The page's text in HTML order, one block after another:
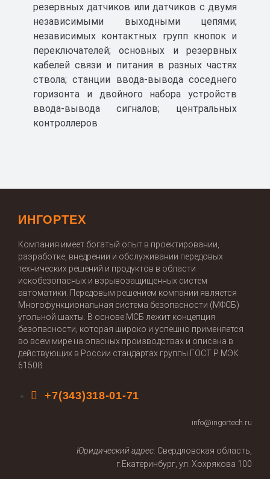
резервных датчиков или датчиков с двумя
независимыми выходными цепями;
независимых контактных групп кнопок и
переключателей; основных и резервных
кабелей связи и питания в разных частях
ствола; станции ввода-вывода соседнего
горизонта и двойного набора устройств
ввода­-вывода сигналов; центральных
контроллеров
ИНГОРТЕХ
Компания имеет богатый опыт в проектировании,
разработке, внедрении и обслуживании передовых
технических решений и продуктов в области
искобезопасных и взрывозащищенных систем
автоматики. Передовым решением компании является
Многофункциональная система безопасности (МФСБ)
угольной шахты. В основе МСБ лежит концепция
безопасности, которая широко и успешно применяется
во всем мире на опасных производствах и описана в
действующих в России стандартах группы ГОСТ Р МЭК
61508.
+7(343)318-01-71
info@ingortech.ru
Юридический адрес: Свердловская область,
г.Екатеринбург, ул. Хохрякова 100